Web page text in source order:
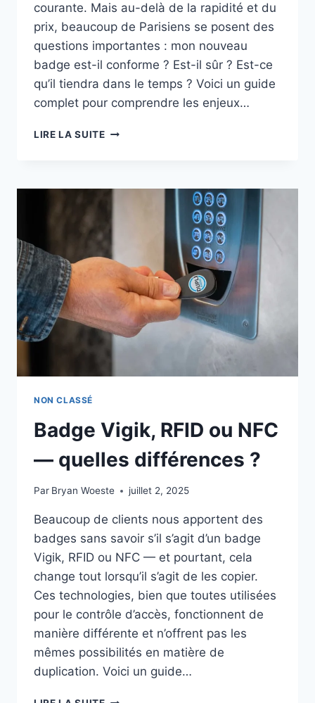
courante. Mais au-delà de la rapidité et du
prix, beaucoup de Parisiens se posent des
questions importantes : mon nouveau
badge est-il conforme ? Est-il sûr ? Est-ce
qu’il tiendra dans le temps ? Voici un guide
complet pour comprendre les enjeux…
LIRE LA SUITE
NON CLASSÉ
Badge Vigik, RFID ou NFC
— quelles différences ?
Par Bryan Woeste juillet 2, 2025
Beaucoup de clients nous apportent des
badges sans savoir s’il s’agit d’un badge
Vigik, RFID ou NFC — et pourtant, cela
change tout lorsqu’il s’agit de les copier.
Ces technologies, bien que toutes utilisées
pour le contrôle d’accès, fonctionnent de
manière différente et n’offrent pas les
mêmes possibilités en matière de
duplication. Voici un guide…